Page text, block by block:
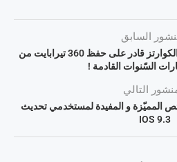
السابق
إختراع قرص حفظ من معدن الكوارتز قادر على حفظ 360 تيرابايت من
السّنوات القادمة !
التالي
المميّزة و المفيدة لمستخدمي تحديث
IOS 9.3